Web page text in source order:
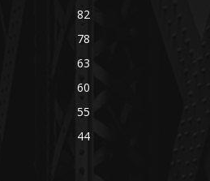
82
78
63
60
55
44